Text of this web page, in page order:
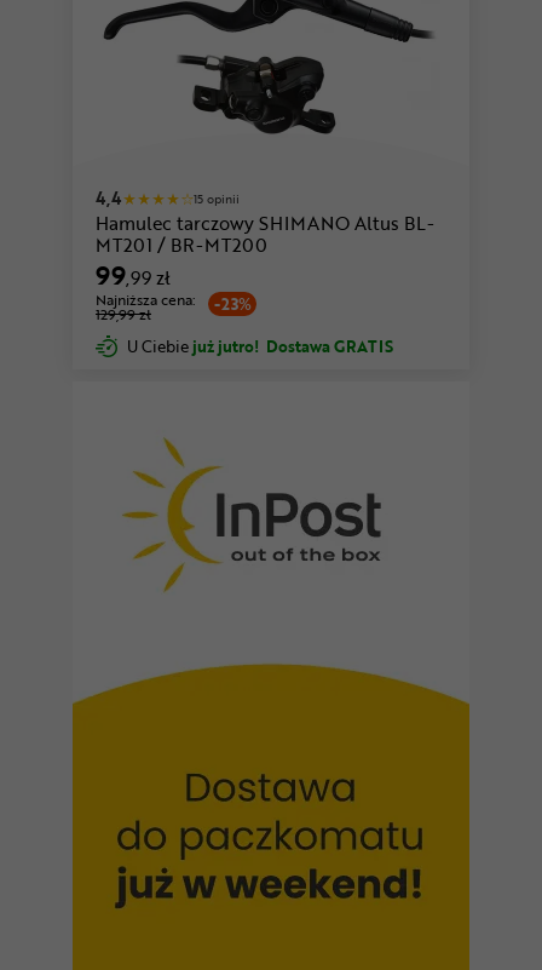
4,4 15 opinii
Hamulec tarczowy SHIMANO Altus BL-
MT201 / BR-MT200
99,99 zł
-23%
Najniższa cena:
129,99 zł
U Ciebie już jutro! Dostawa GRATIS